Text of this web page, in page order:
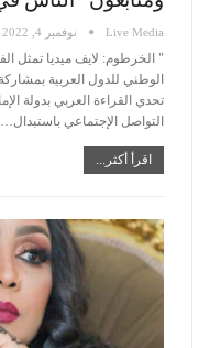
Live Media نوفمبر 4, 2022
" الخرطوم: لايف ميديا تمثل
الوطني للدول العربية
تحدي القراءة العربي بدولة
التواصل الإجتماعي باستبدال
اقرأ أكثر...